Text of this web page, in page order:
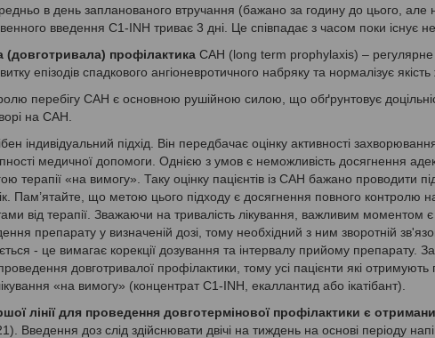
в день запланованого втручання (бажано за годину до цього,
введення C1-INH триває 3 дні. Це співпадає з часом поки існує
(довготривала) профілактика САН (long term prophylaxis) – регулярне
епізодів спадкового ангіоневротичного набряку та нормалізує
перебігу САН є основною рушійною силою, що обґрунтовує
на САН.
індивідуальний підхід. Він передбачає оцінку активності
медичної допомоги. Однією з умов є неможливість досягнення
терапії «на вимогу». Таку оцінку пацієнтів із САН бажано проводити
Пам’ятайте, що метою цього підходу є досягнення повного контролю
від терапії. Зважаючи на тривалість лікування, важливим моментом є
препарату у визначеній дозі, тому необхідний з ним зворотній
- це вимагає корекції дозування та інтервалу прийому препарату.
довготривалої профілактики, тому усі пацієнти які отримують
«на вимогу» (концентрат C1-INH, екаллантид або ікатібант).
лінії для проведення довготермінової профілактики є
Введення доз слід здійснювати двічі на тиждень на основі періоду